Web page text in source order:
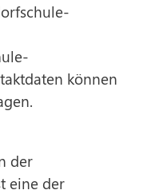
können
der
eine der